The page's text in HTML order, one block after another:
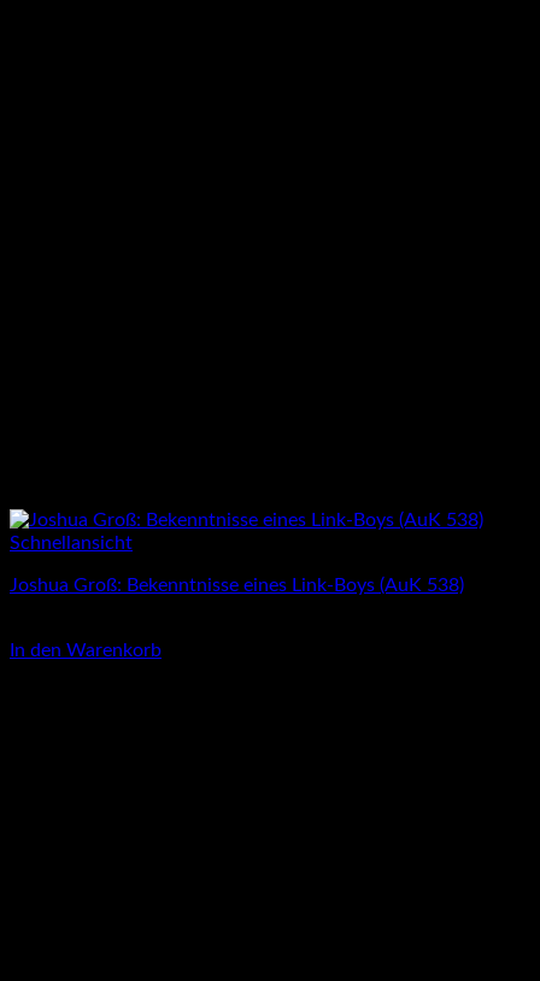
Schnellansicht
Joshua Groß: Bekenntnisse eines Link-Boys (AuK 538)
In den Warenkorb